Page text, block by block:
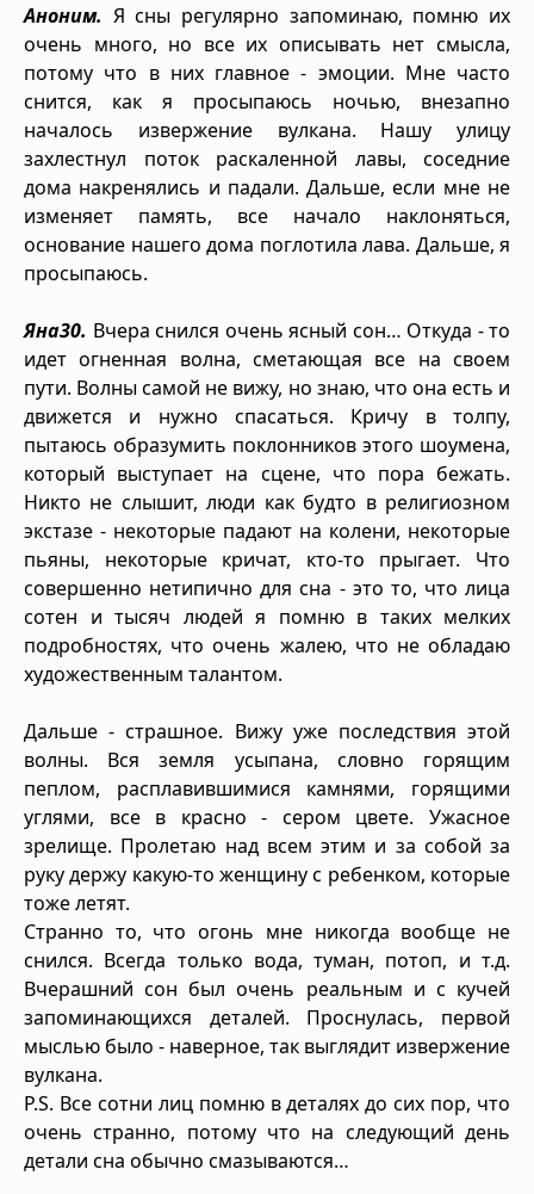
Аноним. Я сны регулярно запоминаю, помню их
очень много, но все их описывать нет смысла,
потому что в них главное - эмоции. Мне часто
снится, как я просыпаюсь ночью, внезапно
началось извержение вулкана. Нашу улицу
захлестнул поток раскаленной лавы, соседние
дома накренялись и падали. Дальше, если мне не
изменяет память, все начало наклоняться,
основание нашего дома поглотила лава. Дальше, я
просыпаюсь.
Яна30. Вчера снился очень ясный сон… Откуда - то
идет огненная волна, сметающая все на своем
пути. Волны самой не вижу, но знаю, что она есть и
движется и нужно спасаться. Кричу в толпу,
пытаюсь образумить поклонников этого шоумена,
который выступает на сцене, что пора бежать.
Никто не слышит, люди как будто в религиозном
экстазе - некоторые падают на колени, некоторые
пьяны, некоторые кричат, кто-то прыгает. Что
совершенно нетипично для сна - это то, что лица
сотен и тысяч людей я помню в таких мелких
подробностях, что очень жалею, что не обладаю
художественным талантом.
Дальше - страшное. Вижу уже последствия этой
волны. Вся земля усыпана, словно горящим
пеплом, расплавившимися камнями, горящими
углями, все в красно - сером цвете. Ужасное
зрелище. Пролетаю над всем этим и за собой за
руку держу какую-то женщину с ребенком, которые
тоже летят.
Странно то, что огонь мне никогда вообще не
снился. Всегда только вода, туман, потоп, и т.д.
Вчерашний сон был очень реальным и с кучей
запоминающихся деталей. Проснулась, первой
мыслью было - наверное, так выглядит извержение
вулкана.
P.S. Все сотни лиц помню в деталях до сих пор, что
очень странно, потому что на следующий день
детали сна обычно смазываются…